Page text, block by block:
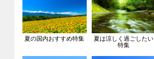
夏の国内おすすめ特集
夏は涼しく過ごしたい
特集